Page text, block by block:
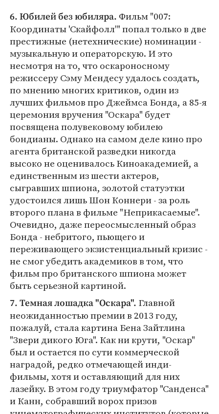
6. Юбилей без юбиляра. Фильм "007:
Координаты 'Скайфолл'" попал только в две
престижные (нетехнические) номинации -
музыкальную и операторскую. И это
несмотря на то, что оскароносному
режиссеру Сэму Мендесу удалось создать,
по мнению многих критиков, один из
лучших фильмов про Джеймса Бонда, а 85-я
церемония вручения "Оскара" будет
посвящена полувековому юбилею
бондианы. Однако на самом деле кино про
агента британской разведки никогда
высоко не оценивалось Киноакадемией, а
единственным из шести актеров,
сыгравших шпиона, золотой статуэтки
удостоился лишь Шон Коннери - за роль
второго плана в фильме "Неприкасаемые".
Очевидно, даже переосмысленный образ
Бонда - небритого, пьющего и
переживающего экзистенциальный кризис -
не смог убедить академиков в том, что
фильм про британского шпиона может
быть серьезной картиной.
7. Темная лошадка "Оскара". Главной
неожиданностью премии в 2013 году,
пожалуй, стала картина Бена Зайтлина
"Звери дикого Юга". Как ни крути, "Оскар"
был и остается по сути коммерческой
наградой, редко отмечающей инди-
фильмы, хотя и оставляющий для них
лазейку. В этом году триумфатор "Санденса"
и Канн, собравший ворох призов